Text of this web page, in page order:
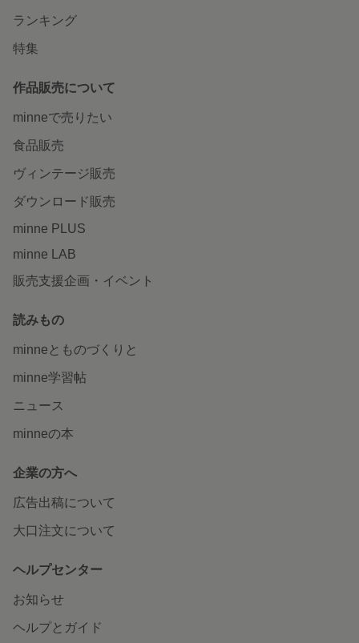
ランキング
特集
作品販売について
minneで売りたい
食品販売
ヴィンテージ販売
ダウンロード販売
minne PLUS
minne LAB
販売支援企画・イベント
読みもの
minneとものづくりと
minne学習帖
ニュース
minneの本
企業の方へ
広告出稿について
大口注文について
ヘルプセンター
お知らせ
ヘルプとガイド